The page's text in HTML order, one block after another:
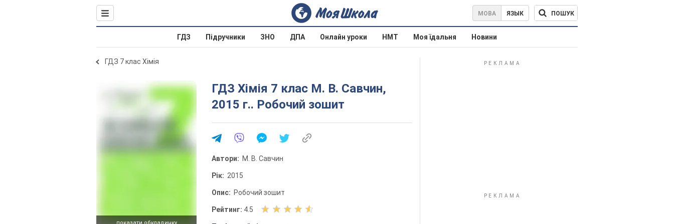
МОВА ЯЗЫК ПОШУК
ГДЗ Підручники ЗНО ДПА Онлайн уроки НМТ Моя їдальня Новини
ГДЗ 7 клас Хімія
ГДЗ Хімія 7 клас М. В. Савчин,
2015 г.. Робочий зошит
Автори: М. В. Савчин
Рік: 2015
Опис: Робочий зошит
Рейтинг: 4.5
О